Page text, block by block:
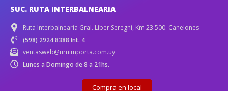
SUC. RUTA INTERBALNEARIA
Ruta Interbalnearia Gral. Líber Seregni, Km 23.500. Canelones
(598) 2924 8388 Int. 4
ventasweb@uruimporta.com.uy
Lunes a Domingo de 8 a 21hs.
Compra en local